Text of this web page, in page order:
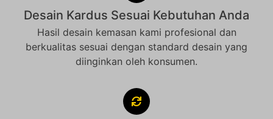
Desain Kardus Sesuai Kebutuhan Anda
Hasil desain kemasan kami profesional dan
berkualitas sesuai dengan standard desain yang
diinginkan oleh konsumen.